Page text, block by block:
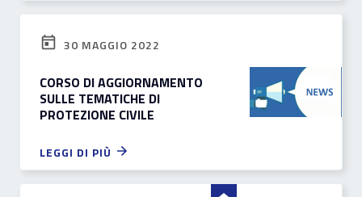
30 MAGGIO 2022
CORSO DI AGGIORNAMENTO
SULLE TEMATICHE DI
PROTEZIONE CIVILE
LEGGI DI PIÙ